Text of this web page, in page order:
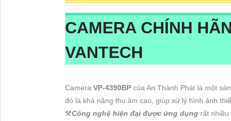
CAMERA CHÍNH
VANTECH
Camera VP-4390BP của An Thành Phát là một
đó là khả năng thu âm cao, giúp xử lý hình ảnh
⚒Công nghệ hiện đại được ứng dụng rất